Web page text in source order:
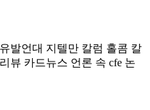
발언대 지텔만 칼럼 홀콤 칼
뷰 카드뉴스 언론 속 cfe 논